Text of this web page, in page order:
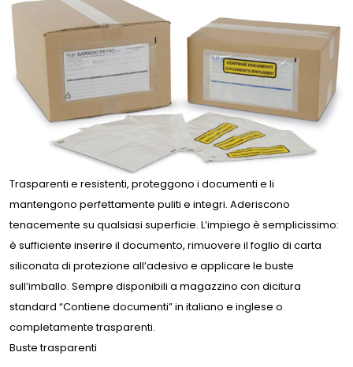
Trasparenti e resistenti, proteggono i documenti e li
mantengono perfettamente puliti e integri. Aderiscono
tenacemente su qualsiasi superficie. L’impiego è semplicissimo:
è sufficiente inserire il documento, rimuovere il foglio di carta
siliconata di protezione all’adesivo e applicare le buste
sull’imballo. Sempre disponibili a magazzino con dicitura
standard “Contiene documenti” in italiano e inglese o
completamente trasparenti.
Buste trasparenti